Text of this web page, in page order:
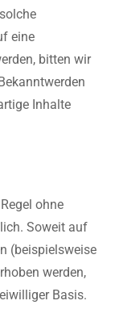
eine
bitten wir
Inhalte
ohne
Soweit auf
(beispielsweise
werden,
Basis.